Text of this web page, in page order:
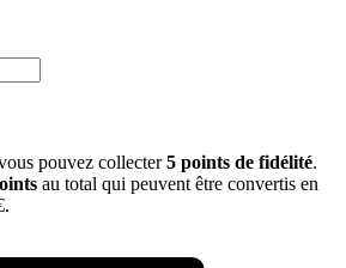
pouvez collecter5 points de fidélité.
au total qui peuvent être convertis en
.